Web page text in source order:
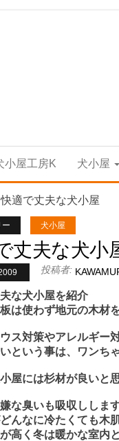
小屋工房K 犬小屋
快適で丈夫な犬小屋
ー 犬小屋
丈夫な犬小
投稿者:
な犬小屋を紹介
は使わず地元の木材
ス対策やアレルギー
という事は、ワンち
屋には杉材が良いと
な臭いも吸収しします
んなに冷たくても木
高く冬は暖かな室内